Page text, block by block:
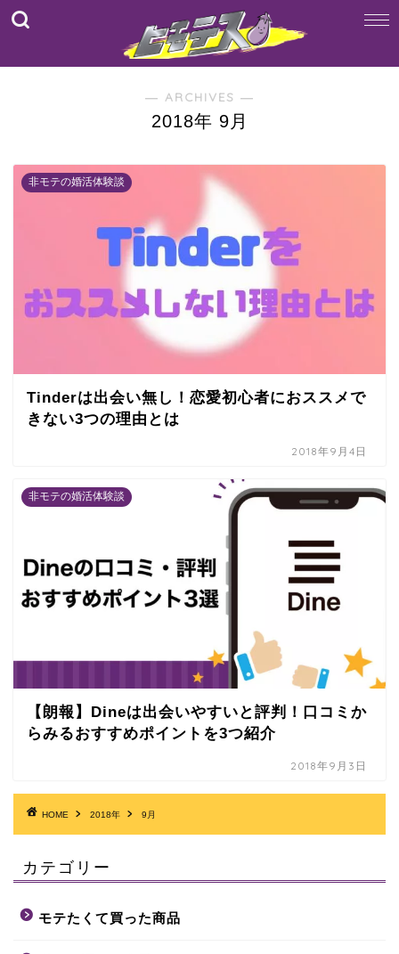
― ARCHIVES ―
2018年 9月
非モテの婚活体験談
Tinderは出会い無し！恋愛初心者におススメで
きない3つの理由とは
2018年9月4日
非モテの婚活体験談
【朗報】Dineは出会いやすいと評判！口コミか
らみるおすすめポイントを3つ紹介
2018年9月3日
HOME 2018年 9月
カテゴリー
モテたくて買った商品